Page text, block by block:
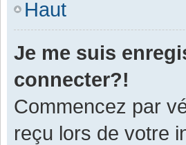
Haut
Je me suis
connecter?!
Commencez par
reçu lors de votre